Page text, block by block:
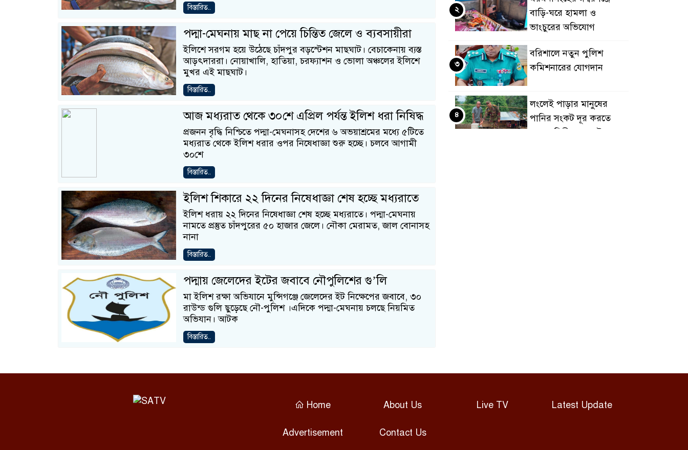
বিস্তারিত..
পদ্মা-মেঘনায় মাছ না পেয়ে চিন্তিত জেলে ও ব্যবসায়ীরা
ইলিশে সরগম হয়ে উঠেছে চাঁদপুর বড়স্টেশন মাছঘাট। বেচাকেনায় ব্যস্ত
আড়ৎদাররা। নোয়াখালি, হাতিয়া, চরফ্যাশন ও ভোলা অঞ্চলের ইলিশে
মুখর এই মাছঘাট।
বিস্তারিত..
আজ মধ্যরাত থেকে ৩০শে এপ্রিল পর্যন্ত ইলিশ ধরা নিষিদ্ধ
প্রজনন বৃদ্ধি নিশ্চিতে পদ্মা-মেঘনাসহ দেশের ৬ অভয়াশ্রমের মধ্যে ৫টিতে
মধ্যরাত থেকে ইলিশ ধরার ওপর নিষেধাজ্ঞা শুরু হচ্ছে। চলবে আগামী
৩০শে
বিস্তারিত..
ইলিশ শিকারে ২২ দিনের নিষেধাজ্ঞা শেষ হচ্ছে মধ্যরাতে
ইলিশ ধরায় ২২ দিনের নিষেধাজ্ঞা শেষ হচ্ছে মধ্যরাতে। পদ্মা-মেঘনায়
নামতে প্রস্তুত চাঁদপুরের ৫০ হাজার জেলে। নৌকা মেরামত, জাল বোনাসহ
নানা
বিস্তারিত..
পদ্মায় জেলেদের ইটের জবাবে নৌপুলিশের গু’লি
মা ইলিশ রক্ষা অভিযানে মুন্সিগঞ্জে জেলেদের ইট নিক্ষেপের জবাবে, ৩০
রাউন্ড গুলি ছুড়েছে নৌ-পুলিশ ।এদিকে পদ্মা-মেঘনায় চলছে নিয়মিত
অভিযান। আটক
বিস্তারিত..
বাড়ি-ঘরে হামলা ও
ভাংচুরের অভিযোগ
২
বরিশালে নতুন পুলিশ
কমিশনারের যোগদান
৩
লংলেই পাড়ার মানুষের
পানির সংকট দূর করতে
সেনাবাহিনীর নতুন উদ্যোগ
৪
ওমান, ভিসা আবেদন শুরু
Home About Us Live TV Latest Update
Advertisement Contact Us